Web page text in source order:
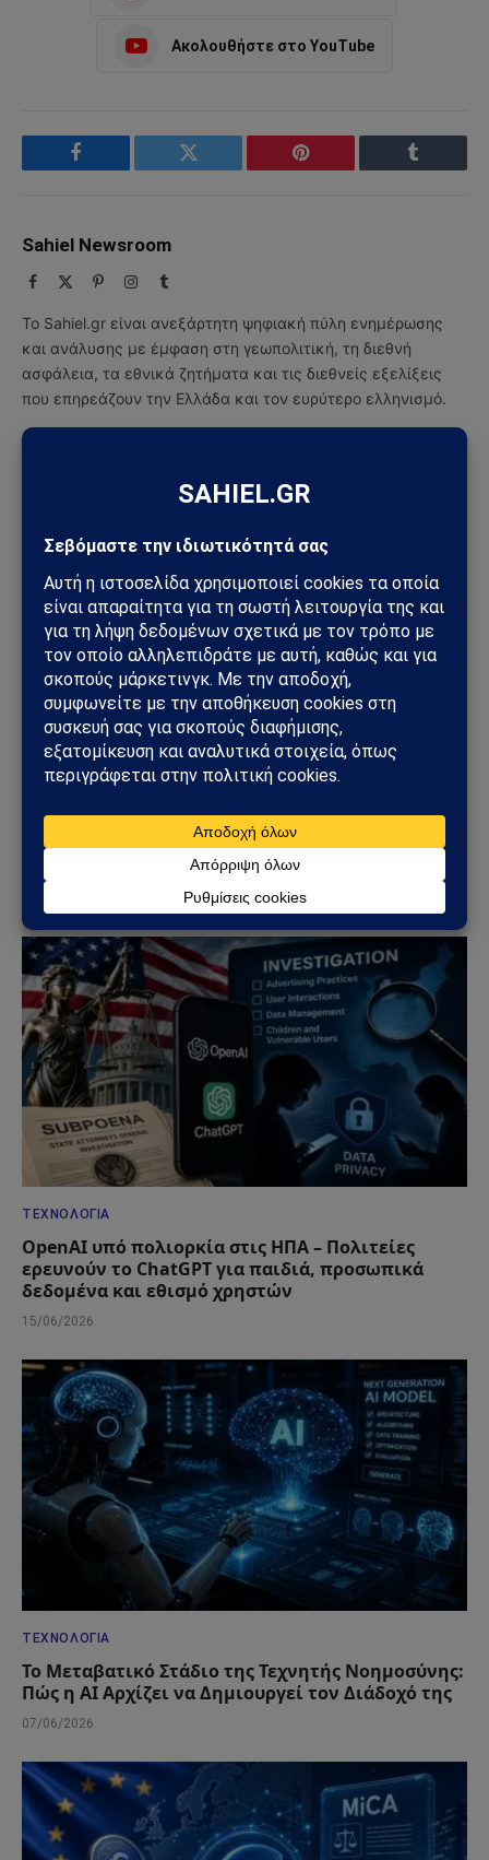
Ακολουθήστε στο YouTube
Facebook Twitter Pinterest Tumblr
Sahiel Newsroom
Facebook PinterestInstagram
Tumblr
Το Sahiel.gr είναι ανεξάρτητη ψηφιακή πύλη ενημέρωσης
και ανάλυσης με έμφαση στη γεωπολιτική, τη διεθνή
ασφάλεια, τα εθνικά ζητήματα και τις διεθνείς εξελίξεις
που επηρεάζουν την Ελλάδα και τον ευρύτερο ελληνισμό.
ΤΕΧΝΟΛΟΓΊΑ
OpenAI Codex: Σφάλμα στο σύστημα πιστώσεων
προκάλεσε αναστάτωση στους προγραμματιστές
ΤΕΧΝΟΛΟΓΊΑ
OpenAI υπό πολιορκία στις ΗΠΑ – Πολιτείες
ερευνούν το ChatGPT για παιδιά, προσωπικά
δεδομένα και εθισμό χρηστών
15/06/2026
ΤΕΧΝΟΛΟΓΊΑ
Το Μεταβατικό Στάδιο της Τεχνητής Νοημοσύνης:
Πώς η AI Αρχίζει να Δημιουργεί τον Διάδοχό της
07/06/2026